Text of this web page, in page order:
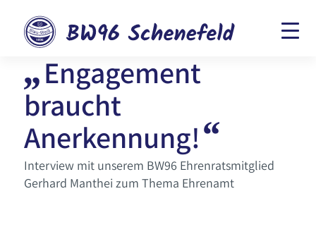
„Engagement
braucht
Anerkennung!“
Interview mit unserem BW96 Ehrenratsmitglied
Gerhard Manthei zum Thema Ehrenamt